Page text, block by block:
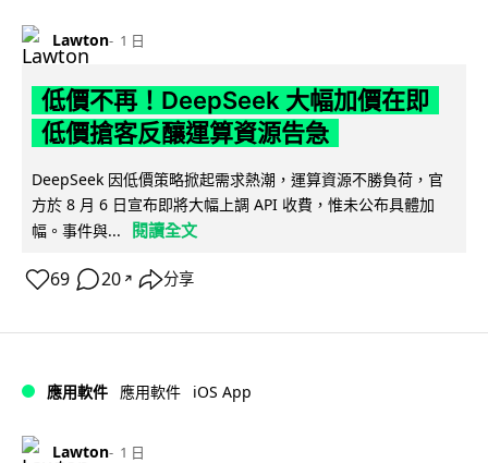
Lawton 1 日
低價不再！DeepSeek 大幅加價在即
低價搶客反釀運算資源告急
DeepSeek 因低價策略掀起需求熱潮，運算資源不勝負荷，官
方於 8 月 6 日宣布即將大幅上調 API 收費，惟未公布具體加
幅。事件與...
閱讀全文
69 20 ↗ 分享
應用軟件 應用軟件 iOS App
Lawton 1 日